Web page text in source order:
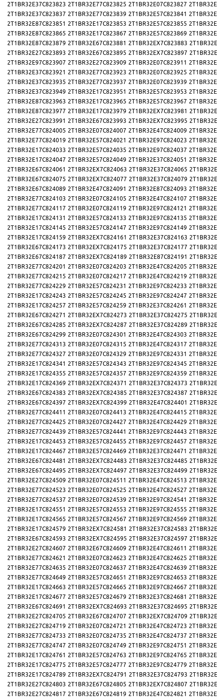
2T1BR32E37C823823 2T1BR32E77C823825 2T1BR32E07C823827
2T1BR32E37C823837 2T1BR32E77C823839 2T1BR32E57C823841
2T1BR32E87C823851 2T1BR32E17C823853 2T1BR32E57C823855
2T1BR32E87C823865 2T1BR32E17C823867 2T1BR32E57C823869
2T1BR32E87C823879 2T1BR32E67C823881 2T1BR32EX7C823883
2T1BR32E27C823893 2T1BR32E67C823895 2T1BR32EX7C823897
2T1BR32E97C823907 2T1BR32E27C823909 2T1BR32E07C823911
2T1BR32E37C823921 2T1BR32E77C823923 2T1BR32E07C823925
2T1BR32E37C823935 2T1BR32E77C823937 2T1BR32E07C823939
2T1BR32E37C823949 2T1BR32E17C823951 2T1BR32E57C823953
2T1BR32E87C823963 2T1BR32E17C823965 2T1BR32E57C823967
2T1BR32E87C823977 2T1BR32E17C823979 2T1BR32EX7C823981
2T1BR32E27C823991 2T1BR32E67C823993 2T1BR32EX7C823995
2T1BR32E77C824005 2T1BR32E07C824007 2T1BR32E47C824009
2T1BR32E77C824019 2T1BR32E57C824021 2T1BR32E97C824023
2T1BR32E17C824033 2T1BR32E57C824035 2T1BR32E97C824037
2T1BR32E17C824047 2T1BR32E57C824049 2T1BR32E37C824051
2T1BR32E67C824061 2T1BR32EX7C824063 2T1BR32E37C824065
2T1BR32E67C824075 2T1BR32EX7C824077 2T1BR32E37C824079
2T1BR32E67C824089 2T1BR32E47C824091 2T1BR32E87C824093
2T1BR32E77C824103 2T1BR32E07C824105 2T1BR32E47C824107
2T1BR32E77C824117 2T1BR32E07C824119 2T1BR32E97C824121
2T1BR32E17C824131 2T1BR32E57C824133 2T1BR32E97C824135
2T1BR32E17C824145 2T1BR32E57C824147 2T1BR32E97C824149
2T1BR32E17C824159 2T1BR32EX7C824161 2T1BR32E37C824163
2T1BR32E67C824173 2T1BR32EX7C824175 2T1BR32E37C824177
2T1BR32E67C824187 2T1BR32EX7C824189 2T1BR32E87C824191
2T1BR32E77C824201 2T1BR32E07C824203 2T1BR32E47C824205
2T1BR32E77C824215 2T1BR32E07C824217 2T1BR32E47C824219
2T1BR32E77C824229 2T1BR32E57C824231 2T1BR32E97C824233
2T1BR32E17C824243 2T1BR32E57C824245 2T1BR32E97C824247
2T1BR32E17C824257 2T1BR32E57C824259 2T1BR32E37C824261
2T1BR32E67C824271 2T1BR32EX7C824273 2T1BR32E37C824275
2T1BR32E67C824285 2T1BR32EX7C824287 2T1BR32E37C824289
2T1BR32E67C824299 2T1BR32E07C824301 2T1BR32E47C824303
2T1BR32E77C824313 2T1BR32E07C824315 2T1BR32E47C824317
2T1BR32E77C824327 2T1BR32E07C824329 2T1BR32E97C824331
2T1BR32E17C824341 2T1BR32E57C824343 2T1BR32E97C824345
2T1BR32E17C824355 2T1BR32E57C824357 2T1BR32E97C824359
2T1BR32E17C824369 2T1BR32EX7C824371 2T1BR32E37C824373
2T1BR32E67C824383 2T1BR32EX7C824385 2T1BR32E37C824387
2T1BR32E67C824397 2T1BR32EX7C824399 2T1BR32E47C824401
2T1BR32E77C824411 2T1BR32E07C824413 2T1BR32E47C824415
2T1BR32E77C824425 2T1BR32E07C824427 2T1BR32E47C824429
2T1BR32E77C824439 2T1BR32E57C824441 2T1BR32E97C824443
2T1BR32E17C824453 2T1BR32E57C824455 2T1BR32E97C824457
2T1BR32E17C824467 2T1BR32E57C824469 2T1BR32E37C824471
2T1BR32E67C824481 2T1BR32EX7C824483 2T1BR32E37C824485
2T1BR32E67C824495 2T1BR32EX7C824497 2T1BR32E37C824499
2T1BR32E27C824509 2T1BR32E07C824511 2T1BR32E47C824513
2T1BR32E77C824523 2T1BR32E07C824525 2T1BR32E47C824527
2T1BR32E77C824537 2T1BR32E07C824539 2T1BR32E97C824541
2T1BR32E17C824551 2T1BR32E57C824553 2T1BR32E97C824555
2T1BR32E17C824565 2T1BR32E57C824567 2T1BR32E97C824569
2T1BR32E17C824579 2T1BR32EX7C824581 2T1BR32E37C824583
2T1BR32E67C824593 2T1BR32EX7C824595 2T1BR32E37C824597
2T1BR32E27C824607 2T1BR32E67C824609 2T1BR32E47C824611
2T1BR32E77C824621 2T1BR32E07C824623 2T1BR32E47C824625
2T1BR32E77C824635 2T1BR32E07C824637 2T1BR32E47C824639
2T1BR32E77C824649 2T1BR32E57C824651 2T1BR32E97C824653
2T1BR32E17C824663 2T1BR32E57C824665 2T1BR32E97C824667
2T1BR32E17C824677 2T1BR32E57C824679 2T1BR32E37C824681
2T1BR32E67C824691 2T1BR32EX7C824693 2T1BR32E37C824695
2T1BR32E27C824705 2T1BR32E67C824707 2T1BR32EX7C824709
2T1BR32E27C824719 2T1BR32E07C824721 2T1BR32E47C824723
2T1BR32E77C824733 2T1BR32E07C824735 2T1BR32E47C824737
2T1BR32E77C824747 2T1BR32E07C824749 2T1BR32E97C824751
2T1BR32E17C824761 2T1BR32E57C824763 2T1BR32E97C824765
2T1BR32E17C824775 2T1BR32E57C824777 2T1BR32E97C824779
2T1BR32E17C824789 2T1BR32EX7C824791 2T1BR32E37C824793
2T1BR32E27C824803 2T1BR32E67C824805 2T1BR32EX7C824807
2T1BR32E27C824817 2T1BR32E67C824819 2T1BR32E47C824821